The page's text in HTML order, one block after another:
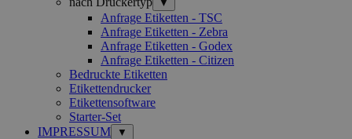
▼
Anfrage Etiketten - TSC
Anfrage Etiketten - Zebra
Anfrage Etiketten - Godex
Anfrage Etiketten - Citizen
Bedruckte Etiketten
Etikettendrucker
Etikettensoftware
Starter-Set
IMPRESSUM
▼